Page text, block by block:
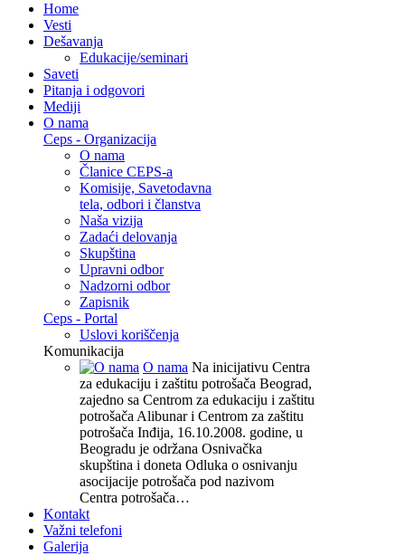
Home
Vesti
Dešavanja
Edukacije/seminari
Saveti
Pitanja i odgovori
Mediji
O nama
Ceps - Organizacija
O nama
Članice CEPS-a
Komisije, Savetodavna
tela, odbori i članstva
Naša vizija
Zadaći delovanja
Skupština
Upravni odbor
Nadzorni odbor
Zapisnik
Ceps - Portal
Uslovi koriščenja
Komunikacija
O nama Na inicijativu Centra
za edukaciju i zaštitu potrošača Beograd,
zajedno sa Centrom za edukaciju i zaštitu
potrošača Alibunar i Centrom za zaštitu
potrošača Inđija, 16.10.2008. godine, u
Beogradu je održana Osnivačka
skupština i doneta Odluka o osnivanju
asocijacije potrošača pod nazivom
Centra potrošača…
Kontakt
Važni telefoni
Galerija